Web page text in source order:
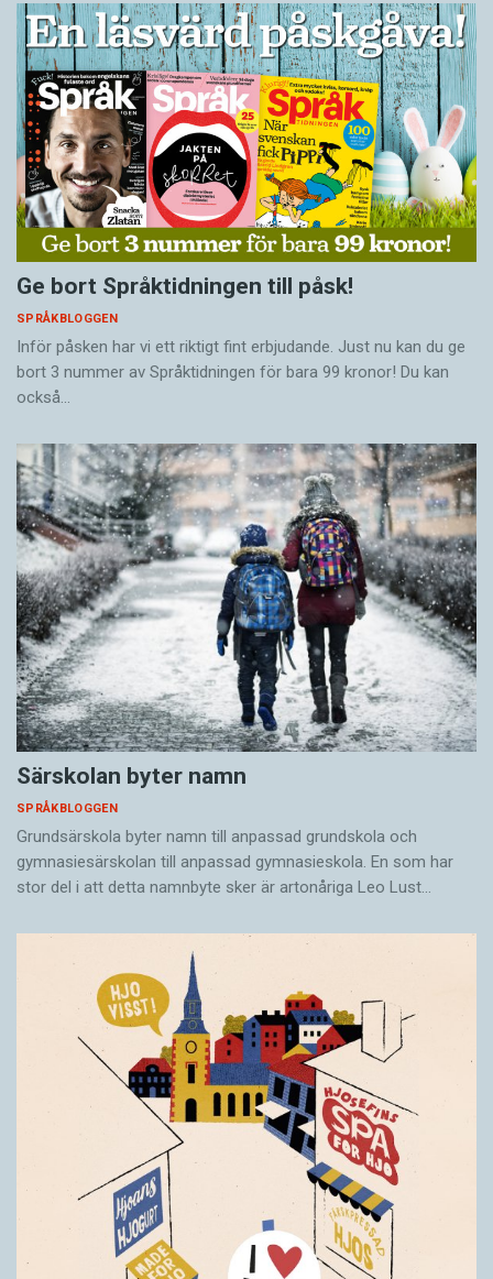
Ge bort Språktidningen till påsk!
SPRÅKBLOGGEN
Inför påsken har vi ett riktigt fint erbjudande. Just nu kan du ge
bort 3 nummer av Språktidningen för bara 99 kronor! Du kan
också…
Särskolan byter namn
SPRÅKBLOGGEN
Grundsärskola byter namn till anpassad grundskola och
gymnasiesärskolan till anpassad gymnasieskola. En som har
stor del i att detta namnbyte sker är artonåriga Leo Lust…